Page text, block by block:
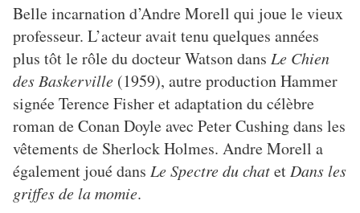
Belle incarnation d’Andre Morell qui joue le vieux
professeur. L’acteur avait tenu quelques années
plus tôt le rôle du docteur Watson dans Le Chien
des Baskerville (1959), autre production Hammer
signée Terence Fisher et adaptation du célèbre
roman de Conan Doyle avec Peter Cushing dans les
vêtements de Sherlock Holmes. Andre Morell a
également joué dans Le Spectre du chatet Dans les
griffes de la momie.